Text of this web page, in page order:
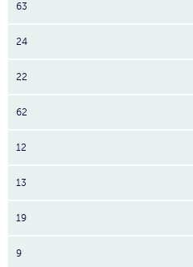
63
24
22
62
12
13
19
9